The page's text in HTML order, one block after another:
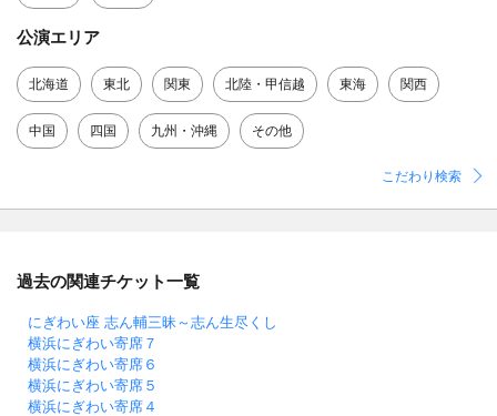
公演エリア
北海道 東北 関東 北陸・甲信越 東海 関西
中国 四国 九州・沖縄 その他
こだわり検索
過去の関連チケット一覧
にぎわい座 志ん輔三昧～志ん生尽くし
横浜にぎわい寄席７
横浜にぎわい寄席６
横浜にぎわい寄席５
横浜にぎわい寄席４